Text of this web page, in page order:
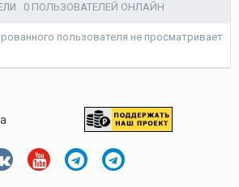
0 ПОЛЬЗОВАТЕЛЕЙ ОНЛАЙН
пользователя не просматривает